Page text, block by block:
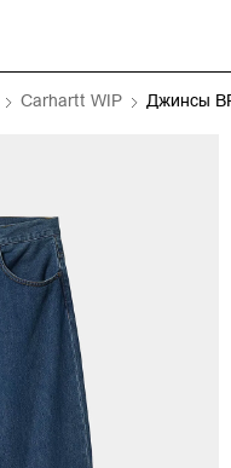
Carhartt WIP Джинсы